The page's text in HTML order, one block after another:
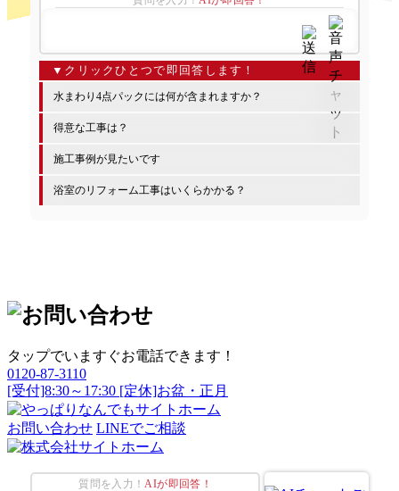
水まわり4点パックには何が含まれますか？
得意な工事は？
施工事例が見たいです
浴室のリフォーム工事はいくらかかる？
タップでいますぐお電話できます！
0120-87-3110
[受付]8:30～17:30 [定休]お盆・正月
お問い合わせ LINEでご相談
質問を入力！ AIが即回答！